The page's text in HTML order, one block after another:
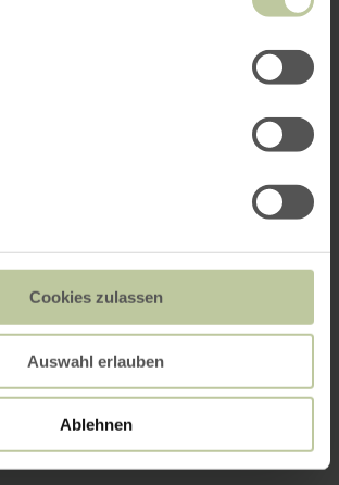
Cookies zulassen
Auswahl erlauben
Ablehnen